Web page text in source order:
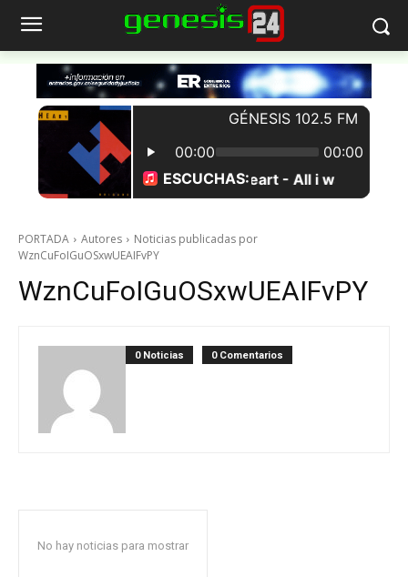
PORTADA Autores
Noticias publicadas por
WznCuFoIGuOSxwUEAIFvPY
WznCuFoIGuOSxwUEAIFvPY
0 Noticias 0 Comentarios
No hay noticias para mostrar